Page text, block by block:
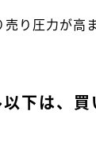
り圧力が高
下は、買